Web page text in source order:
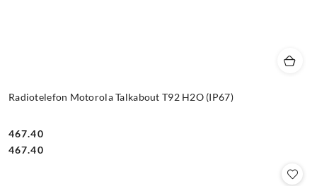
Radiotelefon Motorola Talkabout T92 H2O (IP67)
Cena:
467.40
Cena:
467.40